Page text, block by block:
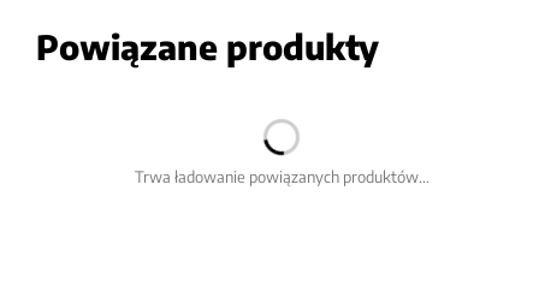
Powiązane produkty
Trwa ładowanie powiązanych produktów...